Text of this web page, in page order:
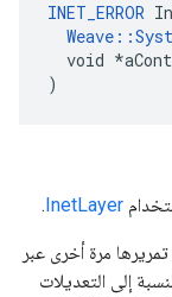
INET_ERROR
void
)
InetLayer
.
مرة أخرى عبر
إلى التعديلات